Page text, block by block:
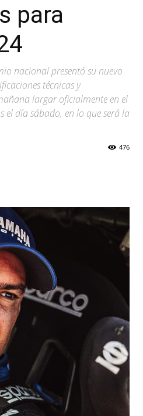
para
nacional presentó su nuevo
técnicas y
largar oficialmente en el
el día sábado, en lo que será la
476